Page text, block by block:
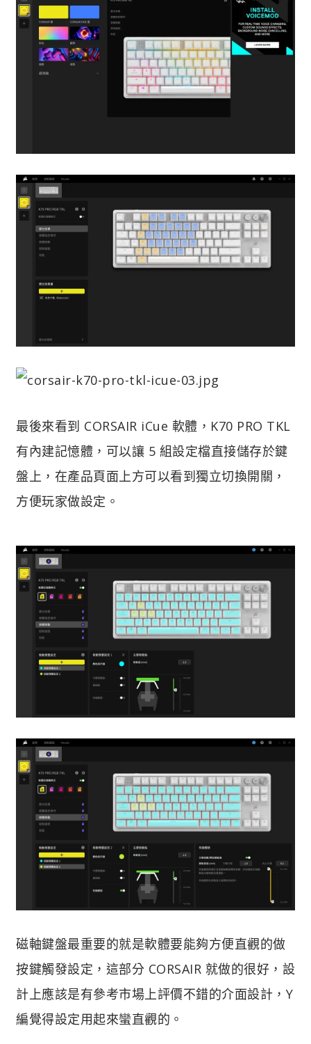
最後來看到 CORSAIR iCue 軟體，K70 PRO TKL
有內建記憶體，可以讓 5 組設定檔直接儲存於鍵
盤上，在產品頁面上方可以看到獨立切換開關，
方便玩家做設定。
磁軸鍵盤最重要的就是軟體要能夠方便直觀的做
按鍵觸發設定，這部分 CORSAIR 就做的很好，設
計上應該是有參考市場上評價不錯的介面設計，Y
編覺得設定用起來蠻直觀的。